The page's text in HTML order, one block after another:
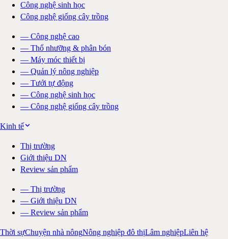
Công nghệ sinh học
Công nghệ giống cây trồng
— Công nghệ cao
— Thổ nhưỡng & phân bón
— Máy móc thiết bị
— Quản lý nông nghiệp
— Tưới tự động
— Công nghệ sinh học
— Công nghệ giống cây trồng
Kinh tế
Thị trường
Giới thiệu DN
Review sản phẩm
— Thị trường
— Giới thiệu DN
— Review sản phẩm
Thời sựChuyện nhà nôngNông nghiệp đô thịLâm nghiệpLiên hệ